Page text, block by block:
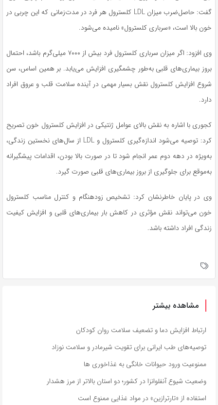
گفت: حاصل‌ضرب میزان LDL کلسترول هر فرد در مدت‌زمانی که این چربی در
خون بالا است، «سرباری کلسترول» نامیده می‌شود.
وی افزود: اگر میزان سرباری کلسترول فرد بیش از ۷۰۰۰ میلی‌گرم باشد، احتمال
بروز بیماری‌های قلبی به‌طور چشمگیری افزایش می‌یابد. بر همین اساس، سن
شروع افزایش کلسترول نقش بسیار مهمی در آینده سلامت قلب و عروق افراد
دارد.
کجوری با اشاره به نقش بالای عوامل ژنتیکی در افزایش کلسترول خون تصریح
کرد: توصیه می‌شود اندازه‌گیری کلسترول و LDL از سال‌های نخستین زندگی،
به‌ویژه در دهه دوم عمر انجام شود تا در صورت بالا بودن، اقدامات پیشگیرانه
به‌موقع برای جلوگیری از بروز بیماری‌های قلبی صورت گیرد.
وی در پایان خاطرنشان کرد: تشخیص زودهنگام و کنترل مناسب کلسترول
خون می‌تواند نقش مؤثری در کاهش بار بیماری‌های قلبی و افزایش کیفیت
زندگی افراد داشته باشد.
مشاهده بیشتر
ارتباط افزایش دما و تضعیف سلامت روان کودکان
توصیه‌های طب ایرانی برای تقویت شیرمادر و سلامت نوزاد
ممنوعیت ورود حیوانات خانگی به غذاخوری ها
وضعیت شیوع آنفلوانزا در کشور؛ دو استان بالاتر از مرز هشدار
استفاده از «تارترازین» در مواد غذایی ممنوع است